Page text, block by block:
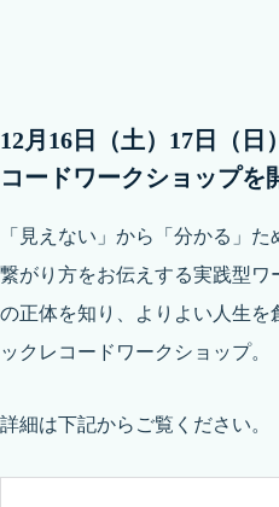
12月16日（土）17日（日
コードワークショップを
「見えない」から「分かる」
繋がり方をお伝えする実践型
の正体を知り、よりよい人生
ックレコードワークショップ。
詳細は下記からご覧ください。